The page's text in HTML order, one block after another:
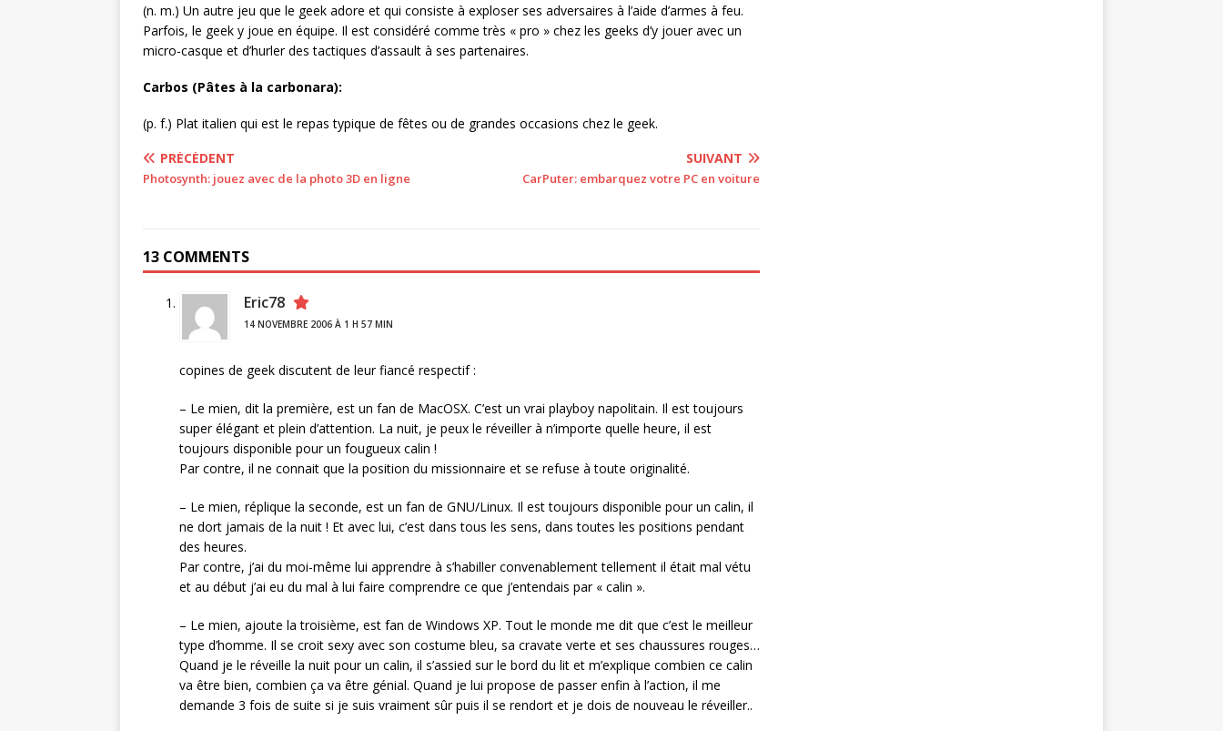
(n. m.) Un autre jeu que le geek adore et qui consiste à exploser ses adversaires à l’aide d’armes à feu.
Parfois, le geek y joue en équipe. Il est considéré comme très « pro » chez les geeks d’y jouer avec un
micro-casque et d’hurler des tactiques d’assault à ses partenaires.
Carbos (Pâtes à la carbonara):
(p. f.) Plat italien qui est le repas typique de fêtes ou de grandes occasions chez le geek.
PRÉCÉDENT
Photosynth: jouez avec de la photo 3D en ligne
SUIVANT
CarPuter: embarquez votre PC en voiture
13 COMMENTS
Eric78
14 NOVEMBRE 2006 À 1 H 57 MIN
copines de geek discutent de leur fiancé respectif :
– Le mien, dit la première, est un fan de MacOSX. C’est un vrai playboy napolitain. Il est toujours
super élégant et plein d’attention. La nuit, je peux le réveiller à n’importe quelle heure, il est
toujours disponible pour un fougueux calin !
Par contre, il ne connait que la position du missionnaire et se refuse à toute originalité.
– Le mien, réplique la seconde, est un fan de GNU/Linux. Il est toujours disponible pour un calin, il
ne dort jamais de la nuit ! Et avec lui, c’est dans tous les sens, dans toutes les positions pendant
des heures.
Par contre, j’ai du moi-même lui apprendre à s’habiller convenablement tellement il était mal vétu
et au début j’ai eu du mal à lui faire comprendre ce que j’entendais par « calin ».
– Le mien, ajoute la troisième, est fan de Windows XP. Tout le monde me dit que c’est le meilleur
type d’homme. Il se croit sexy avec son costume bleu, sa cravate verte et ses chaussures rouges…
Quand je le réveille la nuit pour un calin, il s’assied sur le bord du lit et m’explique combien ce calin
va être bien, combien ça va être génial. Quand je lui propose de passer enfin à l’action, il me
demande 3 fois de suite si je suis vraiment sûr puis il se rendort et je dois de nouveau le réveiller..